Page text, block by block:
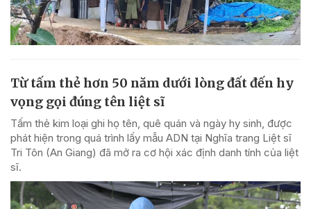
Từ tấm thẻ hơn 50 năm dưới lòng đất đến hy
vọng gọi đúng tên liệt sĩ
Tấm thẻ kim loại ghi họ tên, quê quán và ngày hy sinh, được
phát hiện trong quá trình lấy mẫu ADN tại Nghĩa trang Liệt sĩ
Tri Tôn (An Giang) đã mở ra cơ hội xác định danh tính của liệt
sĩ.